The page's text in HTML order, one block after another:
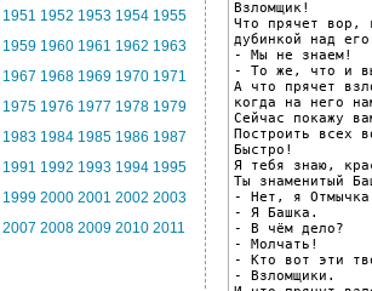
1951 1952 1953 1954 1955
1959 1960 1961 1962 1963
1967 1968 1969 1970 1971
1975 1976 1977 1978 1979
1983 1984 1985 1986 1987
1991 1992 1993 1994 1995
1999 2000 2001 2002 2003
2007 2008 2009 2010 2011
Взломщик!
Что прячет вор,
дубинкой над
- Мы не знаем!
- То же, что и
А что прячет
когда на него
Сейчас покажу
Построить всех
Быстро!
Я тебя знаю,
Ты знаменитый
- Нет, я
- Я Башка.
- В чём дело?
- Молчать!
- Кто вот эти
- Взломщики.